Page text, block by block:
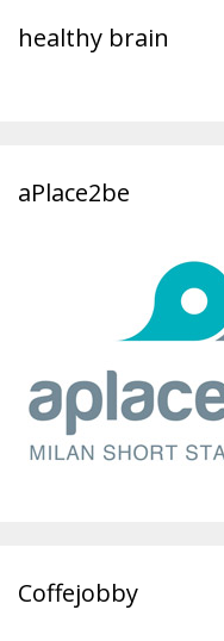
healthy brain
aPlace2be
Coffejobby